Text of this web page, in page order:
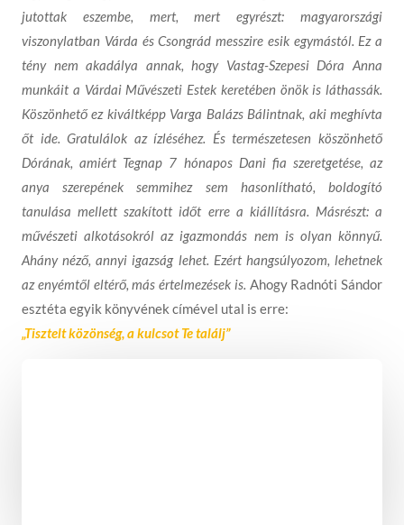
jutottak eszembe, mert, mert egyrészt: magyarországi
viszonylatban Várda és Csongrád messzire esik egymástól. Ez a
tény nem akadálya annak, hogy Vastag-Szepesi Dóra Anna
munkáit a Várdai Művészeti Estek keretében önök is láthassák.
Köszönhető ez kiváltképp Varga Balázs Bálintnak, aki meghívta
őt ide. Gratulálok az ízléséhez. És természetesen köszönhető
Dórának, amiért Tegnap 7 hónapos Dani fia szeretgetése, az
anya szerepének semmihez sem hasonlítható, boldogító
tanulása mellett szakított időt erre a kiállításra. Másrészt: a
művészeti alkotásokról az igazmondás nem is olyan könnyű.
Ahány néző, annyi igazság lehet. Ezért hangsúlyozom, lehetnek
az enyémtől eltérő, más értelmezések is. Ahogy Radnóti Sándor
esztéta egyik könyvének címével utal is erre:
„Tisztelt közönség, a kulcsot Te találj”